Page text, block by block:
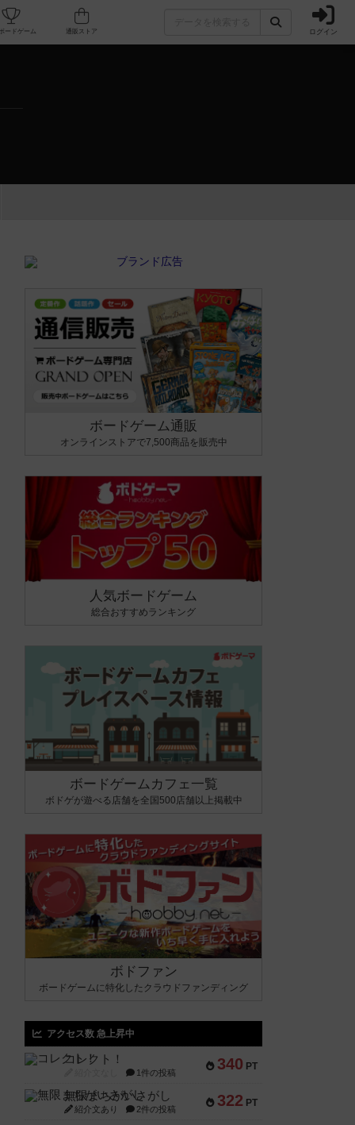
フェ/店舗 人気ボードゲーム ログイン
ボードゲーム通販
オンラインストアで7,500商品を販売中
人気ボードゲーム
総合おすすめランキング
ボードゲームカフェ一覧
ボドゲが遊べる店舗を全国500店舗以上掲載中
ボドファン
ボードゲームに特化したクラウドファンディング
アクセス数 急上昇中
340 PT
コレクト！
1件の投稿
322 PT
無限まちがいさがし
紹介文あり 2件の投稿